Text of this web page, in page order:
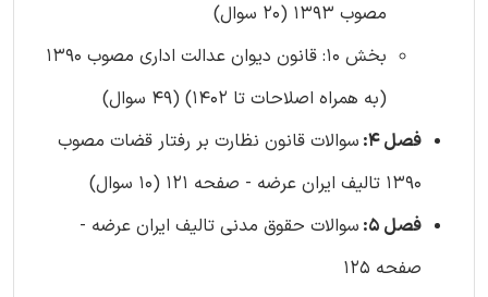
مصوب 1393 (20 سوال)
بخش 10: قانون دیوان عدالت اداری مصوب 1390
(به همراه اصلاحات تا 1402) (49 سوال)
فصل 4:
سوالات قانون نظارت بر رفتار قضات مصوب
1390 تالیف ایران عرضه - صفحه 121 (10 سوال)
فصل 5:
سوالات حقوق مدنی تالیف ایران عرضه -
صفحه 125